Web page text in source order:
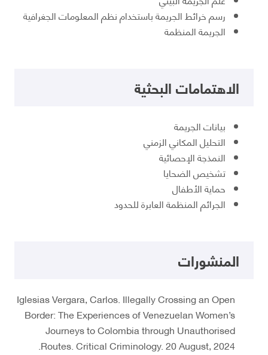
رسم خرائط الجريمة باستخدام نظم المعلومات الجغرافية
الجريمة المنظمة
الاهتمامات البحثية
بيانات الجريمة
التحليل المكاني الزمني
النمذجة الإحصائية
تشخيص الضحايا
حماية الأطفال
الجرائم المنظمة العابرة للحدود
المنشورات
Iglesias Vergara, Carlos. Illegally Crossing an Open
Border: The Experiences of Venezuelan Women’s
Journeys to Colombia through Unauthorised
Routes. Critical Criminology. 20 August, 2024.